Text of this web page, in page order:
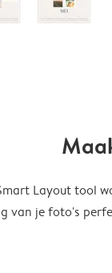
Layout tool
van je foto's